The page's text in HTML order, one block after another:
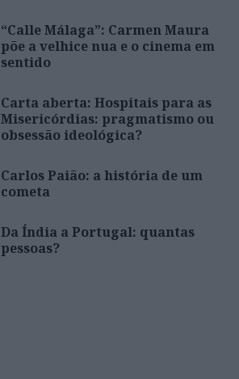
“Calle Málaga”: Carmen Maura
põe a velhice nua e o cinema em
sentido
Carta aberta: Hospitais para as
Misericórdias: pragmatismo ou
obsessão ideológica?
Carlos Paião: a história de um
cometa
Da Índia a Portugal: quantas
pessoas?